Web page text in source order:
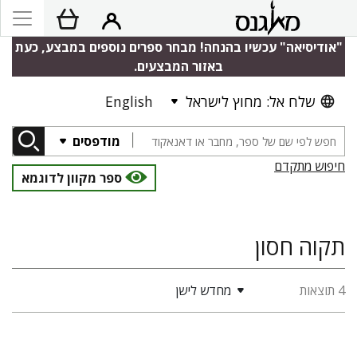
"אודיסיאה" עכשיו בהנחה! מבחר ספרים נוספים במבצע, כעת
באזור המבצעים.
שלח אל: מחוץ לישראל English
מודפסים
חיפוש מתקדם
ספר מקוון לדוגמא
תקוה חסון
4 תוצאות מחדש לישן